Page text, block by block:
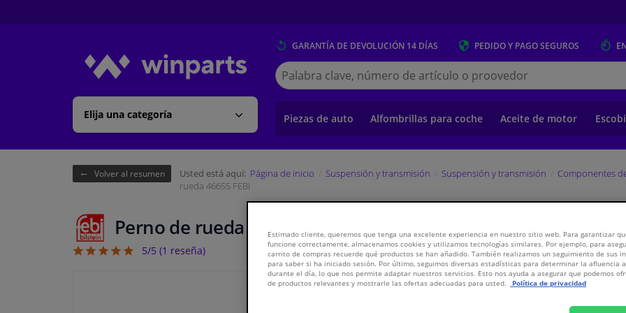
Elija una categoría
GARANTÍA DE DEVOLUCIÓN 14 DÍAS PEDIDO Y PAGOSEGUROS
Buscar
en
Winparts.es
Piezas de auto Alfombrillas para coche Aceite de motor
Volver al resumen Usted está aquí: Página de inicio Suspensión y transmisión Suspensión y transmisión Componentes
rueda 46655 FEBI
Perno de rueda 46655 FEBI
5/5 (1 reseña)
WINPRICE
3,57€
Estimado cliente, queremos que tenga una excelente experiencia en nuestro sitio web. Para garantizar
funcione correctamente, almacenamos cookies y utilizamos tecnologías similares. Por ejemplo, para
carrito de compras recuerde qué productos se han añadido. También realizamos un seguimiento de sus
para saber si ha iniciado sesión. Por último, seguimos diversas estadísticas para determinar la afluencia
durante el día, lo que nos permite adaptar nuestros servicios. Esto nos ayuda a asegurar que podemos
de productos relevantes y mostrarle las ofertas adecuadas para usted.
Política de privacidad